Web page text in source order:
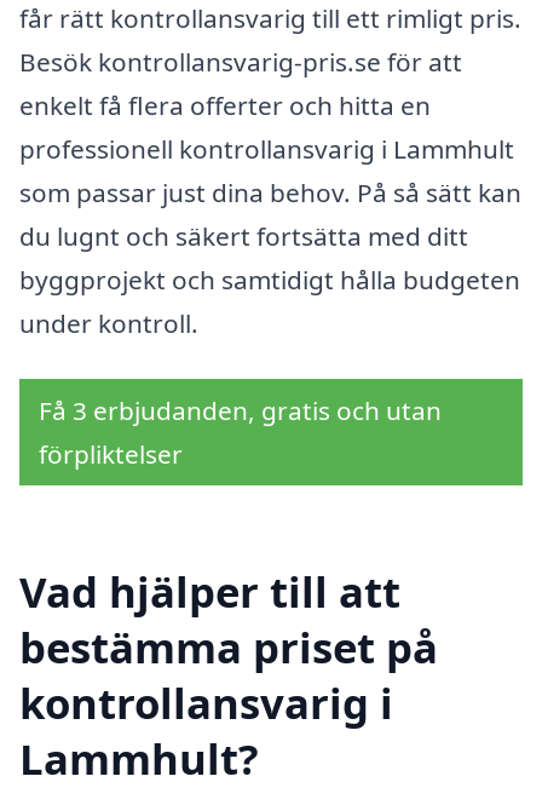
får rätt kontrollansvarig till ett rimligt pris.
Besök kontrollansvarig-pris.se för att
enkelt få flera offerter och hitta en
professionell kontrollansvarig i Lammhult
som passar just dina behov. På så sätt kan
du lugnt och säkert fortsätta med ditt
byggprojekt och samtidigt hålla budgeten
under kontroll.
Få 3 erbjudanden, gratis och utan
förpliktelser
Vad hjälper till att
bestämma priset på
kontrollansvarig i
Lammhult?